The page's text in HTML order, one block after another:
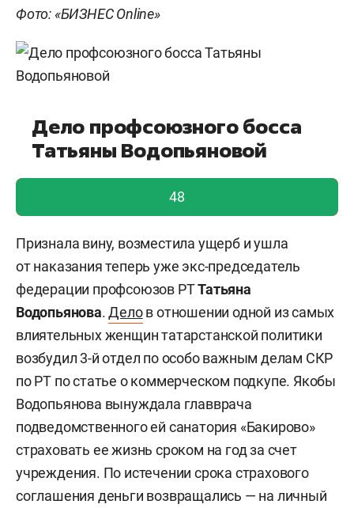
Фото: «БИЗНЕС Online»
Дело профсоюзного босса
Татьяны Водопьяновой
голос учтен!
48
Признала вину, возместила ущерб и ушла
от наказания теперь уже экс-председатель
федерации профсоюзов РТТатьяна
Водопьянова.Делов отношении одной из самых
влиятельных женщин татарстанской политики
возбудил 3-й отдел по особо важным делам СКР
по РТ по статье о коммерческом подкупе. Якобы
Водопьянова вынуждала главврача
подведомственного ей санатория «Бакирово»
страховать ее жизнь сроком на год за счет
учреждения. По истечении срока страхового
соглашения деньги возвращались — на личный